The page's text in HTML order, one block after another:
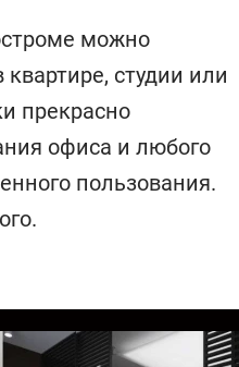
можно
студии или
прекрасно
офиса и любого
пользования.